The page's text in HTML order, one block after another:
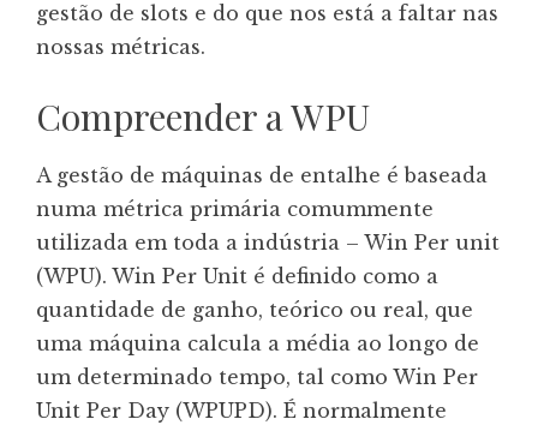
gestão de slots e do que nos está a faltar nas
nossas métricas.
Compreender a WPU
A gestão de máquinas de entalhe é baseada
numa métrica primária comummente
utilizada em toda a indústria – Win Per unit
(WPU). Win Per Unit é definido como a
quantidade de ganho, teórico ou real, que
uma máquina calcula a média ao longo de
um determinado tempo, tal como Win Per
Unit Per Day (WPUPD). É normalmente